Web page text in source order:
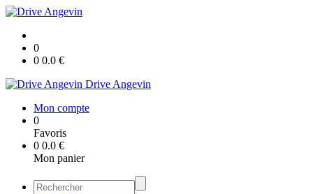
0
0 0.0 €
Drive Angevin
Mon compte
0
Favoris
0 0.0 €
Mon panier